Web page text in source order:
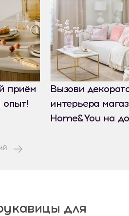
приём
Вызови
интерьера
Home&You на
для